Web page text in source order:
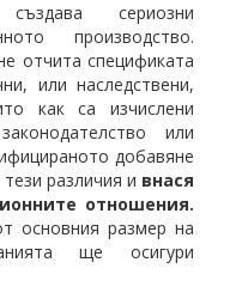
сериозни
производство.
отчита спецификата
или наследствени,
как са изчислени
или
добавяне
различия и внася
отношения.
основния размер на
ще осигури